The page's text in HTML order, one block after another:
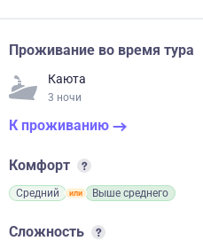
Проживание во время тура
Каюта
3 ночи
К проживанию
Комфорт
Средний Выше среднего
Сложность